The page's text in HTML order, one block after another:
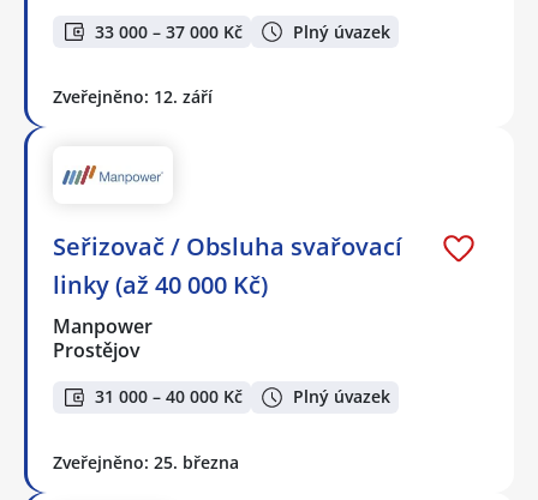
33 000 – 37 000 Kč Plný úvazek
Zveřejněno: 12. září
Seřizovač / Obsluha svařovací
linky (až 40 000 Kč)
Manpower
Prostějov
31 000 – 40 000 Kč Plný úvazek
Zveřejněno: 25. března